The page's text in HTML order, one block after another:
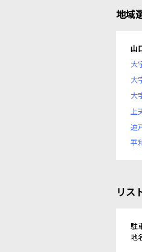
地域
山
大
大
大
上
迫
平
リス
駐
地